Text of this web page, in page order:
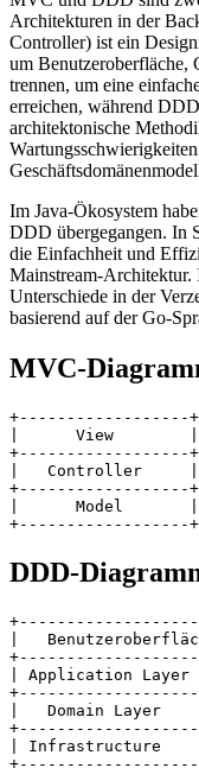
Architekturen in der
Controller) ist ein
um Benutzeroberfläche,
trennen, um eine
erreichen, während
architektonische
Im Java-Ökosystem
DDD übergegangen. In
die Einfachheit und
Mainstream-Architektur.
Unterschiede in der
basierend auf der Go-
MVC-
+------------------+
|      View        |
+------------------+
|   Controller     |
+------------------+
|      Model       |
DDD-
|
| Application Layer
|   Domain Layer
| Infrastructure     |